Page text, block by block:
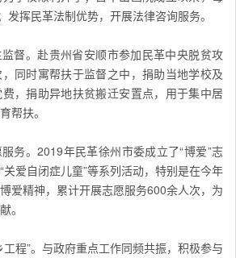
发挥民革法制优势，开展法律咨询服务。
督。赴贵州省安顺市参加民革中央脱贫攻
同时寓帮扶于监督之中，捐助当地学校及
，捐助异地扶贫搬迁安置点，用于集中居
帮扶。
务。2019年民革徐州市委成立了“博爱”志
爱自闭症儿童”等系列活动，特别是在今年
爱精神，累计开展志愿服务600余人次，为
。
工程”。与政府重点工作同频共振，积极参与